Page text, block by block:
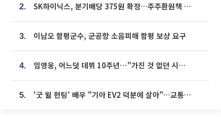
2. SK하이닉스, 분기배당 375원 확정…주주환원책 9월로 앞당겨 발표
3. 이남오 함평군수, 군공항 소음피해 함평 보상 요구
4. 임영웅, 어느덧 데뷔 10주년⋯"가진 것 없던 시절, 내 앞엔 20명의 팬뿐"
5. '굿 윌 헌팅' 배우 "기아 EV2 덕분에 살아"…교통사고 후 안전성 극찬